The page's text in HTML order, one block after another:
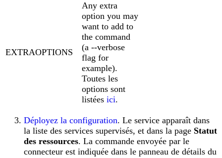
EXTRAOPTIONS
Any extra
option you may
want to add to
the command
(a --verbose
flag for
example).
Toutes les
options sont
listées ici.
Déployez la configuration. Le service apparaît dans
la liste des services supervisés, et dans la page Statut
des ressources. La commande envoyée par le
connecteur est indiquée dans le panneau de détails du